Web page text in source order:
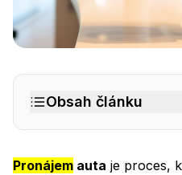
Obsah článku
Pronájem auta je proces,